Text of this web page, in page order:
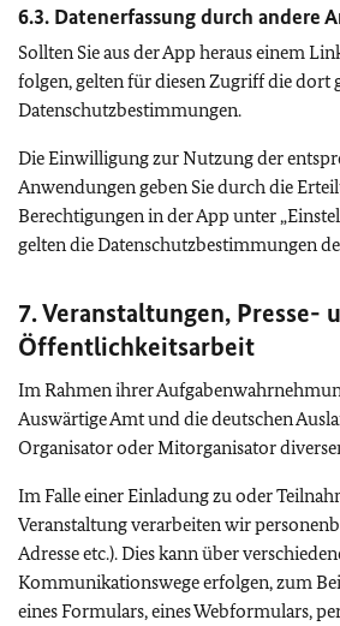
6.3. Datenerfassung durch andere
Sollten Sie aus der App heraus einem
folgen, gelten für diesen Zugriff die dort
Datenschutzbestimmungen.
Die Einwilligung zur Nutzung der
Anwendungen geben Sie durch die
Berechtigungen in der App unter
gelten die Datenschutzbestimmungen
7. Veranstaltungen, Presse-
Öffentlichkeitsarbeit
Im Rahmen ihrer
Auswärtige Amt und die deutschen
Organisator oder Mitorganisator
Im Falle einer Einladung zu oder
Veranstaltung verarbeiten wir
Adresse etc.). Dies kann über
Kommunikationswege erfolgen, zum
eines Formulars, eines Webformulars,